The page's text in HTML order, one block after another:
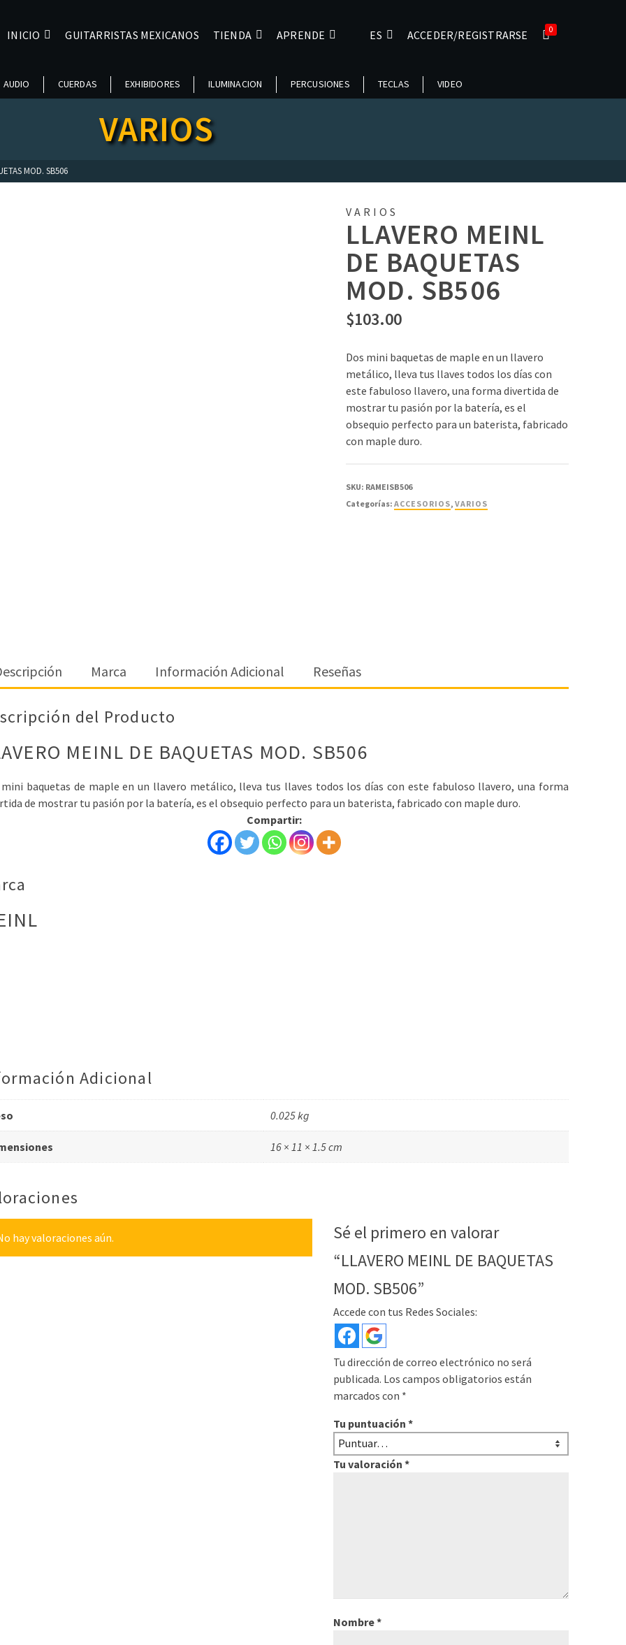
INICIO GUITARRISTAS MEXICANOS TIENDA APRENDE ES ACCEDER/REGISTRARSE 0
AUDIO CUERDAS EXHIBIDORES ILUMINACION PERCUSIONES TECLAS VIDEO
VARIOS
MOD. SB506
VARIOS
LLAVERO MEINL
DE BAQUETAS
MOD. SB506
$103.00
Dos mini baquetas de maple en un llavero
metálico, lleva tus llaves todos los días con
este fabuloso llavero, una forma divertida de
mostrar tu pasión por la batería, es el
obsequio perfecto para un baterista, fabricado
con maple duro.
SKU: RAMEISB506
Categorías: ACCESORIOS, VARIOS
Marca Información Adicional Reseñas
del Producto
MEINL DE BAQUETAS MOD. SB506
mini baquetas de maple en un llavero metálico, lleva tus llaves todos los días con este fabuloso llavero, una forma
de mostrar tu pasión por la batería, es el obsequio perfecto para un baterista, fabricado con maple duro.
Compartir:
Adicional
0.025 kg
16 × 11 × 1.5 cm
hay valoraciones aún.
Sé el primero en valorar
“LLAVERO MEINL DE BAQUETAS
MOD. SB506”
Accede con tus Redes Sociales:
Tu dirección de correo electrónico no será
publicada. Los campos obligatorios están
marcados con *
Tu puntuación *
Tu valoración *
Nombre*